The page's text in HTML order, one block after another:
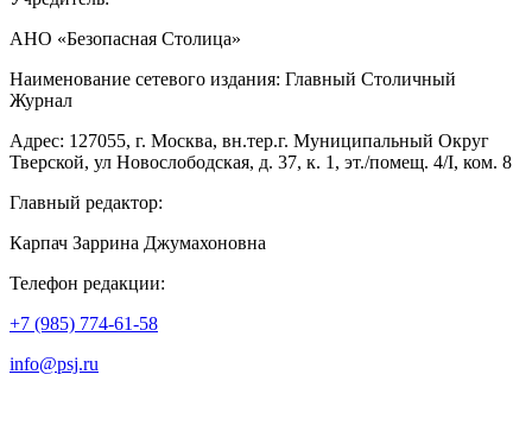
АНО «Безопасная Столица»
Наименование сетевого издания: Главный Столичный
Журнал
Адрес: 127055, г. Москва, вн.тер.г. Муниципальный Округ
Тверской, ул Новослободская, д. 37, к. 1, эт./помещ. 4/I, ком. 8
Главный редактор:
Карпач Заррина Джумахоновна
Телефон редакции:
+7 (985) 774-61-58
info@psj.ru